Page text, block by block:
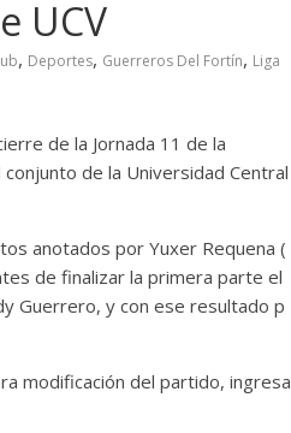
UCV
, Deportes, Guerreros Del Fortín, Liga
de la Jornada 11 de la
de la Universidad Central
anotados por Yuxer Requena (
de finalizar la primera parte el
Guerrero, y con ese resultado p
modificación del partido, ingresa